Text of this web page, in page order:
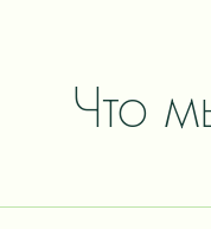
Что